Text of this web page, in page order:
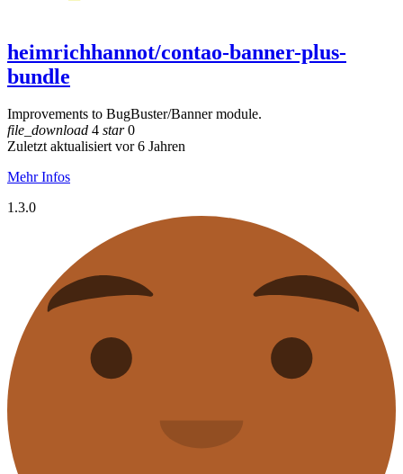
heimrichhannot/contao-banner-plus-
bundle
Improvements to BugBuster/Banner module.
file_download 4 star0
Zuletzt aktualisiert vor 6 Jahren
Mehr Infos
1.3.0